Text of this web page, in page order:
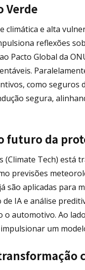
Verde
climática e alta
reflexões
Pacto Global da
como seguros
segura,
futuro da
(Climate Tech)
previsões
são aplicadas para
de IA e análise
automotivo. Ao
um